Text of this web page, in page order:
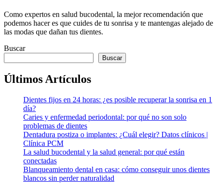
Como expertos en salud bucodental, la mejor recomendación que
podemos hacer es que cuides de tu sonrisa y te mantengas alejado de
las modas que dañan tus dientes.
Buscar
Buscar
Últimos Artículos
Dientes fijos en 24 horas: ¿es posible recuperar la sonrisa en 1
día?
Caries y enfermedad periodontal: por qué no son solo
problemas de dientes
Dentadura postiza o implantes: ¿Cuál elegir? Datos clínicos |
Clínica PCM
La salud bucodental y la salud general: por qué están
conectadas
Blanqueamiento dental en casa: cómo conseguir unos dientes
blancos sin perder naturalidad